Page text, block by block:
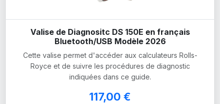
Valise de Diagnositc DS 150E en français
Bluetooth/USB Modèle 2026
Cette valise permet d'accéder aux calculateurs Rolls-
Royce et de suivre les procédures de diagnostic
indiquées dans ce guide.
117,00 €